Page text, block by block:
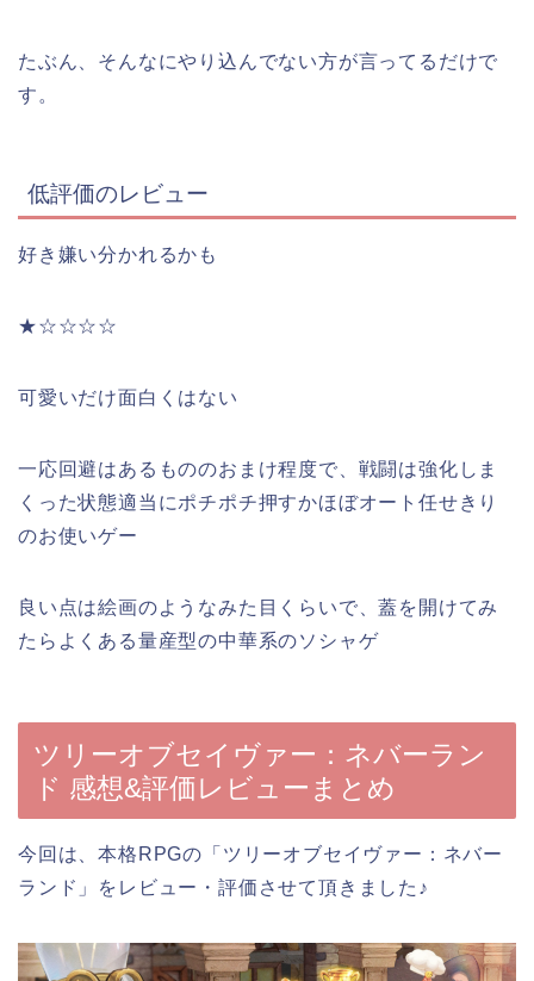
たぶん、そんなにやり込んでない方が言ってるだけで
す。
低評価のレビュー
好き嫌い分かれるかも
★☆☆☆☆
可愛いだけ面白くはない
一応回避はあるもののおまけ程度で、戦闘は強化しま
くった状態適当にポチポチ押すかほぼオート任せきり
のお使いゲー
良い点は絵画のようなみた目くらいで、蓋を開けてみ
たらよくある量産型の中華系のソシャゲ
ツリーオブセイヴァー：ネバーラン
ド 感想&評価レビューまとめ
今回は、本格RPGの「ツリーオブセイヴァー：ネバー
ランド」をレビュー・評価させて頂きました♪